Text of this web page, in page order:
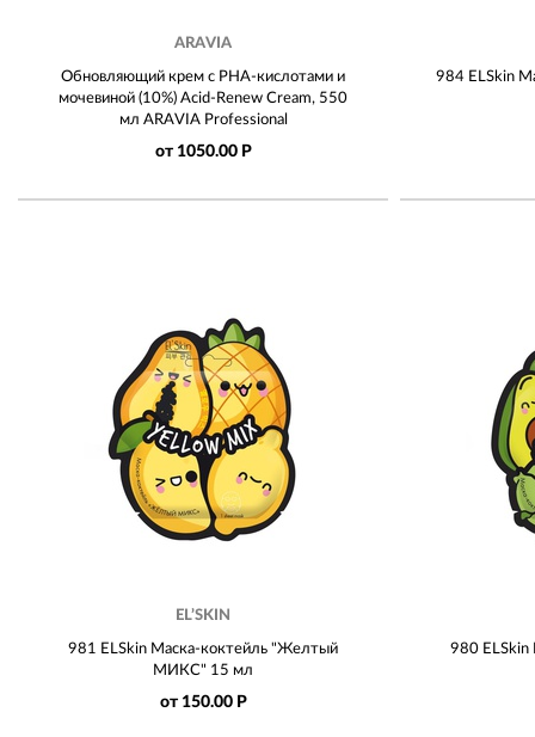
ARAVIA
Обновляющий крем с PHA-кислотами и
мочевиной (10%) Acid-Renew Cream, 550
мл ARAVIA Professional
от 1050.00 Р
984 ELSkin
EL’SKIN
981 ELSkin Маска-коктейль "Желтый
МИКС" 15 мл
от 150.00 Р
980 ELSkin